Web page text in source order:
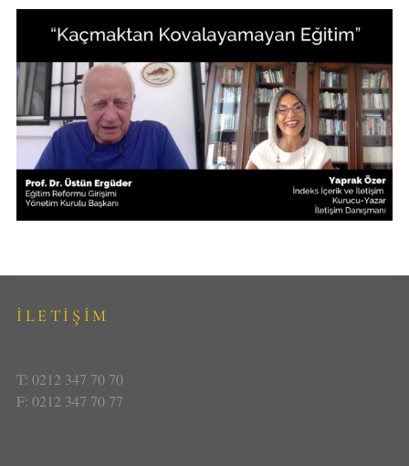
İLETİŞİM
T: 0212 347 70 70
F: 0212 347 70 77